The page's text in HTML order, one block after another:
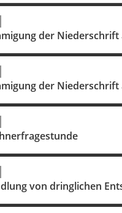
der Niederschrift
der Niederschrift
von dringlichen